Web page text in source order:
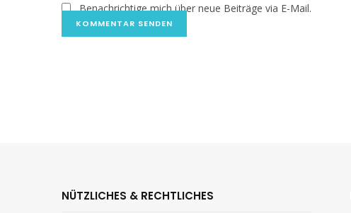
Benachrichtige mich über neue Beiträge via E-Mail.
NÜTZLICHES & RECHTLICHES